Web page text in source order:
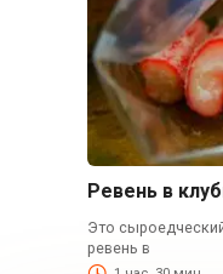
Ревень в
Это
ревень в